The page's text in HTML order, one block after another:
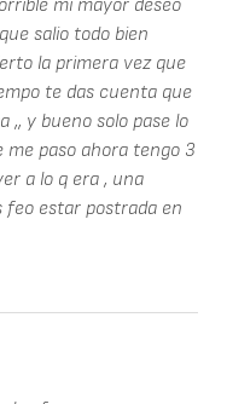
mi mayor deseo
salio todo bien
la primera vez que
te das cuenta que
,, y bueno solo pase lo
paso ahora tengo 3
a lo q era , una
feo estar postrada en